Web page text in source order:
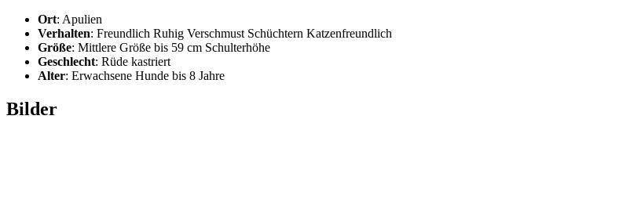
Ort: Apulien
Verhalten: Freundlich Ruhig Verschmust Schüchtern Katzenfreundlich
Größe: Mittlere Größe bis 59 cm Schulterhöhe
Geschlecht: Rüde kastriert
Alter: Erwachsene Hunde bis 8 Jahre
Bilder